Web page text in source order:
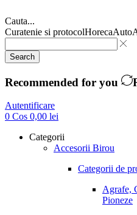
Cauta...
Curatenie si protocolHorecaAuto
Search
Recommended for you
Autentificare
0 Cos 0,00 lei
Categorii
Accesorii Birou
Categorii de
Agrafe,
Pioneze